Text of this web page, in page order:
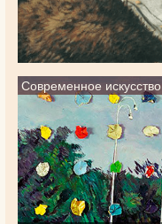
Современное искусство